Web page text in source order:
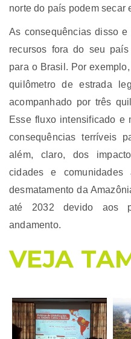
norte do país podem secar
As consequências disso
recursos fora do seu
para o Brasil. Por
quilômetro de estrada
acompanhado por três
Esse fluxo intensificado e
consequências terríveis
além, claro, dos
cidades e comunidades
desmatamento da
até 2032 devido aos
andamento.
VEJA